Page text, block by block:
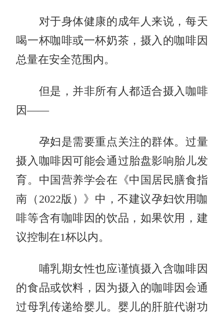
对于身体健康的成年人来说，每天
喝一杯咖啡或一杯奶茶，摄入的咖啡因
总量在安全范围内。
但是，并非所有人都适合摄入咖啡
因——
孕妇是需要重点关注的群体。过量
摄入咖啡因可能会通过胎盘影响胎儿发
育。中国营养学会在《中国居民膳食指
南（2022版）》中，不建议孕妇饮用咖
啡等含有咖啡因的饮品，如果饮用，建
议控制在1杯以内。
哺乳期女性也应谨慎摄入含咖啡因
的食品或饮料，因为摄入的咖啡因会通
过母乳传递给婴儿。婴儿的肝脏代谢功